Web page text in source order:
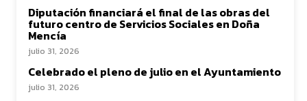
Diputación financiará el final de las obras del
futuro centro de Servicios Sociales en Doña
Mencía
julio 31, 2026
Celebrado el pleno de julio en el Ayuntamiento
julio 31, 2026